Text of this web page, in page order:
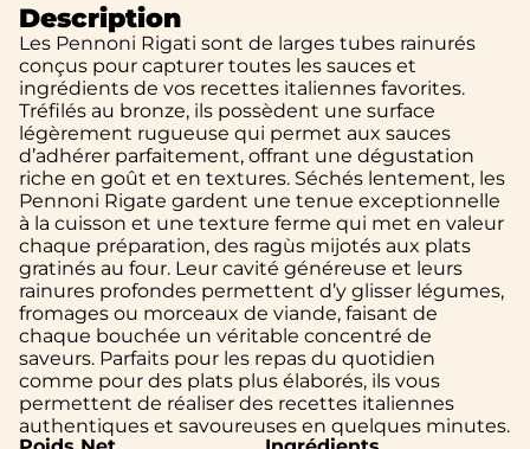
Description
Les Pennoni Rigati sont de larges tubes rainurés
conçus pour capturer toutes les sauces et
ingrédients de vos recettes italiennes favorites.
Tréfilés au bronze, ils possèdent une surface
légèrement rugueuse qui permet aux sauces
d’adhérer parfaitement, offrant une dégustation
riche en goût et en textures. Séchés lentement, les
Pennoni Rigate gardent une tenue exceptionnelle
à la cuisson et une texture ferme qui met en valeur
chaque préparation, des ragùs mijotés aux plats
gratinés au four. Leur cavité généreuse et leurs
rainures profondes permettent d’y glisser légumes,
fromages ou morceaux de viande, faisant de
chaque bouchée un véritable concentré de
saveurs. Parfaits pour les repas du quotidien
comme pour des plats plus élaborés, ils vous
permettent de réaliser des recettes italiennes
authentiques et savoureuses en quelques minutes.